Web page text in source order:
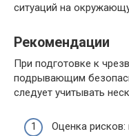
ситуаций на
Рекомендации
При подготовке к
подрывающим
следует учитывать
Оценка рисков: